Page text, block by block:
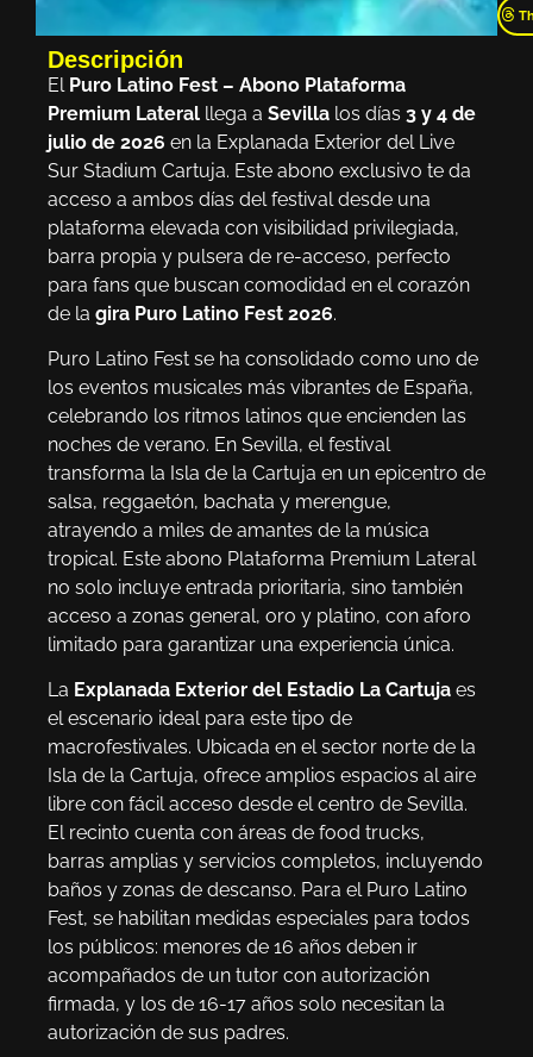
Descripción
El Puro Latino Fest – Abono Plataforma
Premium Lateral llega a Sevilla los días 3 y 4 de
julio de 2026 en la Explanada Exterior del Live
Sur Stadium Cartuja. Este abono exclusivo te da
acceso a ambos días del festival desde una
plataforma elevada con visibilidad privilegiada,
barra propia y pulsera de re-acceso, perfecto
para fans que buscan comodidad en el corazón
de la gira Puro Latino Fest 2026.
Puro Latino Fest se ha consolidado como uno de
los eventos musicales más vibrantes de España,
celebrando los ritmos latinos que encienden las
noches de verano. En Sevilla, el festival
transforma la Isla de la Cartuja en un epicentro de
salsa, reggaetón, bachata y merengue,
atrayendo a miles de amantes de la música
tropical. Este abono Plataforma Premium Lateral
no solo incluye entrada prioritaria, sino también
acceso a zonas general, oro y platino, con aforo
limitado para garantizar una experiencia única.
La Explanada Exterior del Estadio La Cartuja es
el escenario ideal para este tipo de
macrofestivales. Ubicada en el sector norte de la
Isla de la Cartuja, ofrece amplios espacios al aire
libre con fácil acceso desde el centro de Sevilla.
El recinto cuenta con áreas de food trucks,
barras amplias y servicios completos, incluyendo
baños y zonas de descanso. Para el Puro Latino
Fest, se habilitan medidas especiales para todos
los públicos: menores de 16 años deben ir
acompañados de un tutor con autorización
firmada, y los de 16-17 años solo necesitan la
autorización de sus padres.